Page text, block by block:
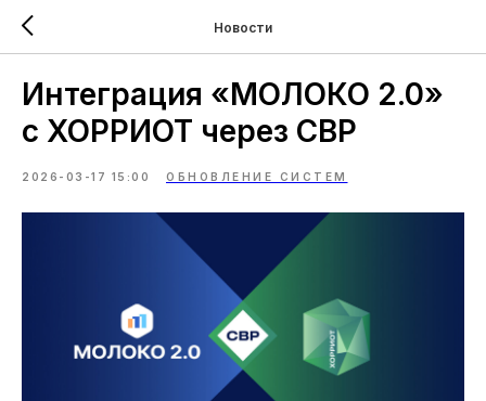
Новости
Интеграция «МОЛОКО 2.0»
с ХОРРИОТ через СВР
2026-03-17 15:00 ОБНОВЛЕНИЕ СИСТЕМ